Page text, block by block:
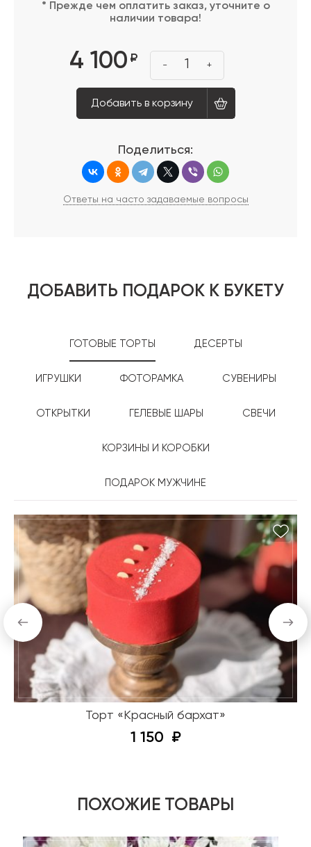
* Прежде чем оплатить заказ, уточните о
наличии товара!
4 100 ₽
- 1 +
Добавить в корзину
Поделиться:
Ответы на часто задаваемые вопросы
ДОБАВИТЬ ПОДАРОК К БУКЕТУ
ГОТОВЫЕ ТОРТЫ ДЕСЕРТЫ
ИГРУШКИ ФОТОРАМКА СУВЕНИРЫ
ОТКРЫТКИ ГЕЛЕВЫЕ ШАРЫ СВЕЧИ
КОРЗИНЫ И КОРОБКИ
ПОДАРОК МУЖЧИНЕ
Торт «Красный бархат»
1 150
ПОХОЖИЕ ТОВАРЫ